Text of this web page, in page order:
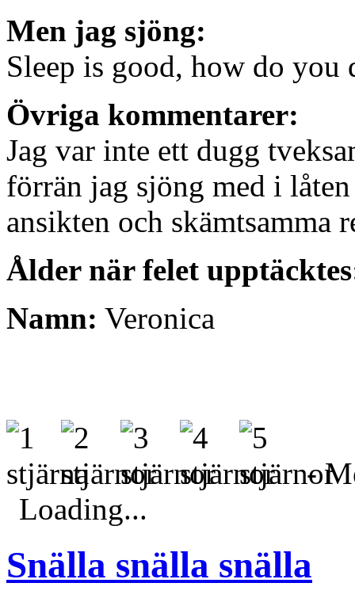
Men jag sjöng:
Sleep is good, how do you
Övriga kommentarer:
Jag var inte ett dugg
förrän jag sjöng med i
ansikten och
Ålder när felet
Namn: Veronica
-
Loading...
Snälla snälla snälla